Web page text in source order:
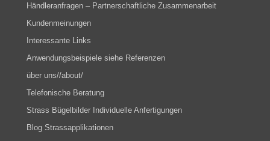
Händleranfragen – Partnerschaftliche Zusammenarbeit
Kundenmeinungen
Interessante Links
Anwendungsbeispiele siehe Referenzen
über uns//about/
Telefonische Beratung
Strass Bügelbilder Individuelle Anfertigungen
Blog Strassapplikationen